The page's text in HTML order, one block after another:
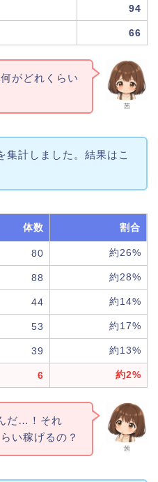
94
66
茜
がどれくらい
集計しました。結果はこ
体数 割合
80 約26%
88 約28%
44 約14%
53 約17%
39 約13%
6 約2%
茜
だ…！それ
い稼げるの？